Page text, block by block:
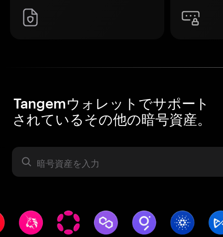
Tangemウォレットでサポート
されているその他の暗号資産。
暗号資産